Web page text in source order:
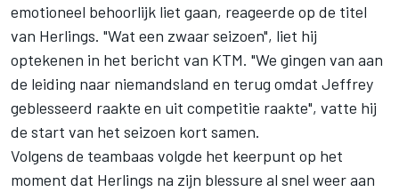
emotioneel behoorlijk liet gaan, reageerde op de titel
van Herlings. "Wat een zwaar seizoen", liet hij
optekenen in het bericht van KTM. "We gingen van aan
de leiding naar niemandsland en terug omdat Jeffrey
geblesseerd raakte en uit competitie raakte", vatte hij
de start van het seizoen kort samen.
Volgens de teambaas volgde het keerpunt op het
moment dat Herlings na zijn blessure al snel weer aan